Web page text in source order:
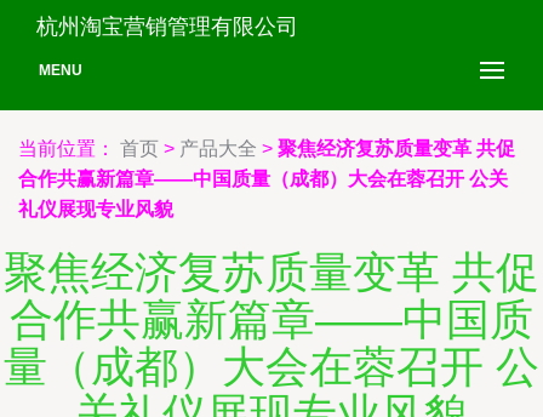
杭州淘宝营销管理有限公司
MENU
当前位置： 首页 > 产品大全 > 聚焦经济复苏质量变革 共促
合作共赢新篇章——中国质量（成都）大会在蓉召开 公关
礼仪展现专业风貌
聚焦经济复苏质量变革 共促
合作共赢新篇章——中国质
量（成都）大会在蓉召开 公